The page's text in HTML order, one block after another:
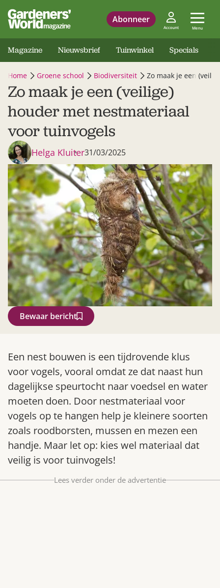
Abonneer
Account Menu
Gardeners’ World 08/2026
Bestel nu
Abonneer
Magazine Nieuwsbrief Tuinwinkel Specials
Home Groene school Biodiversiteit Zo maak je een
Zo maak je een (veilige)
houder met nestmateriaal
voor tuinvogels
Helga Kluiter31/03/2025
Bewaar bericht
Een nest bouwen is een tijdrovende klus
voor vogels, vooral omdat ze dat naast hun
dagelijkse speurtocht naar voedsel en water
moeten doen. Door nestmateriaal voor
vogels op te hangen help je kleinere soorten
zoals roodborsten, mussen en mezen een
handje. Maar let op: kies wel materiaal dat
veilig is voor tuinvogels!
Lees verder onder de advertentie